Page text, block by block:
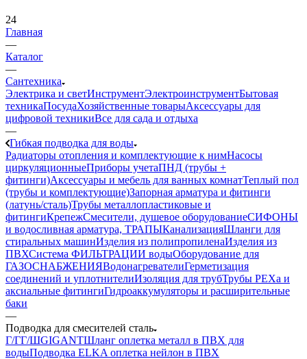
24
Главная
—
Каталог
—
Сантехника
Электрика и светИнструментЭлектроинструментБытовая
техникаПосудаХозяйственные товарыАксессуары для
цифровой техникиВсе для сада и отдыха
—
Гибкая подводка для воды
Радиаторы отопления и комплектующие к нимНасосы
циркуляционныеПриборы учетаПНД (трубы +
фитинги)Аксессуары и мебель для ванных комнатТеплый пол
(трубы и комплектующие)Запорная арматура и фитинги
(латунь/сталь)Трубы металлопластиковые и
фитингиКрепежСмесители, душевое оборудованиеСИФОНЫ
и водосливная арматура, ТРАПЫКанализацияШланги для
стиральных машинИзделия из полипропиленаИзделия из
ПВХСистема ФИЛЬТРАЦИИ водыОборудование для
ГАЗОСНАБЖЕНИЯВодонагревателиГерметизация
соединений и уплотнителиИзоляция для трубТрубы PEXa и
аксиальные фитингиГидроаккумуляторы и расширительные
баки
—
Подводка для смесителей сталь
Г/ГГ/ШGIGANTШланг оплетка металл в ПВХ для
водыПодводка ELKA оплетка нейлон в ПВХ